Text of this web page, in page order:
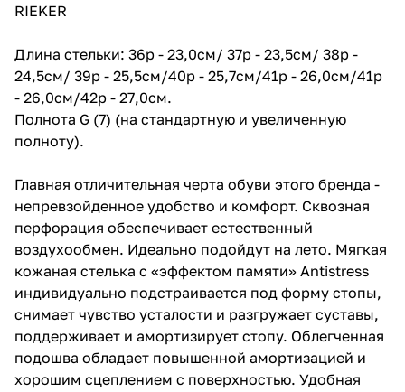
RIEKER
Длина стельки: 36р - 23,0см/ 37р - 23,5см/ 38р -
24,5см/ 39р - 25,5см/40р - 25,7см/41р - 26,0см/41р
- 26,0см/42р - 27,0см.
Полнота G (7) (на стандартную и увеличенную
полноту).
Главная отличительная черта обуви этого бренда -
непревзойденное удобство и комфорт. Сквозная
перфорация обеспечивает естественный
воздухообмен. Идеально подойдут на лето. Мягкая
кожаная стелька с «эффектом памяти» Antistress
индивидуально подстраивается под форму стопы,
снимает чувство усталости и разгружает суставы,
поддерживает и амортизирует стопу. Облегченная
подошва обладает повышенной амортизацией и
хорошим сцеплением с поверхностью. Удобная